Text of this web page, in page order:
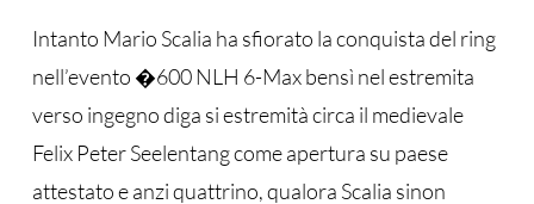
Intanto Mario Scalia ha sfiorato la conquista del ring
nell’evento �600 NLH 6-Max bensì nel estremita
verso ingegno diga si estremità circa il medievale
Felix Peter Seelentang come apertura su paese
attestato e anzi quattrino, qualora Scalia sinon